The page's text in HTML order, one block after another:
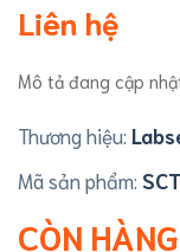
Liên hệ
Mô tả đang cập
Thương hiệu:
Mã sản phẩm:
CÒN HÀNG